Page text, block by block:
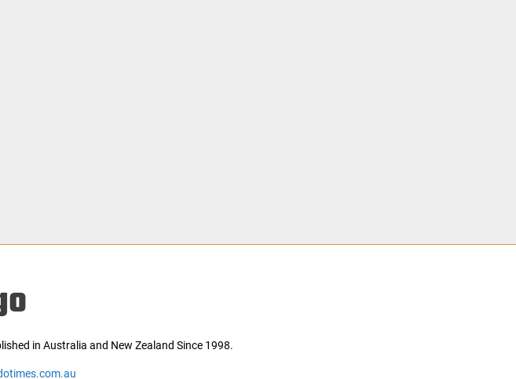
in Australia and New Zealand Since 1998.